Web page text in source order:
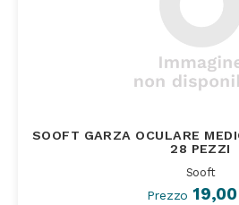
SOOFT GARZA OCULARE
28 PEZZI
Sooft
Prezzo